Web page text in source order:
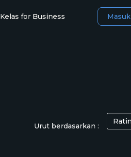
Kelas for Business Masuk
Urut berdasarkan :